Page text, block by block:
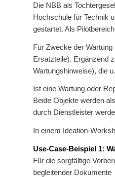
Die NBB als
Hochschule für Technik
gestartet. Als
Für Zwecke der
Ersatzteile). Ergänzend
Wartungshinweise), die
Ist eine Wartung oder
Beide Objekte werden
durch Dienstleister
In einem Ideation-
Use-Case-Beispiel 1:
Für die sorgfältige
begleitender